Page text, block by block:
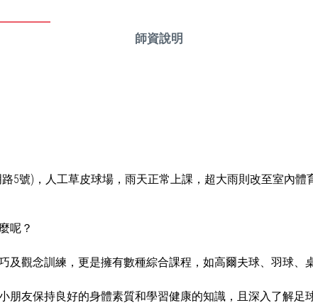
師資說明
5號)，人工草皮球場，雨天正常上課，超大雨則改至室內體
呢？
及觀念訓練，更是擁有數種綜合課程，如高爾夫球、羽球
朋友保持良好的身體素質和學習健康的知識，且深入了解足